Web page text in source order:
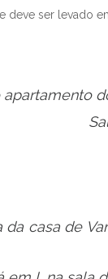
ser levado
apartamento
da casa de